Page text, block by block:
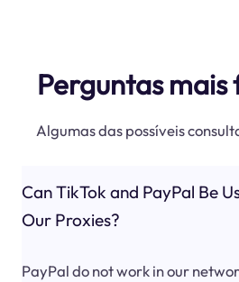
Perguntas
Algumas das possíveis
Can TikTok and PayPal Be
Our Proxies?
PayPal do not work in our